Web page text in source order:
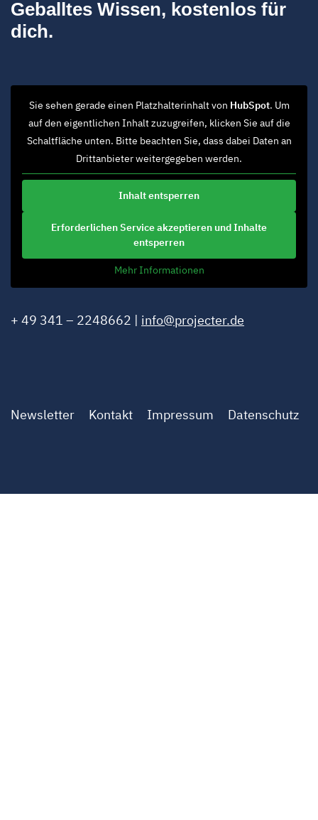
Geballtes Wissen, kostenlos für
dich.
Sie sehen gerade einen Platzhalterinhalt von HubSpot. Um
auf den eigentlichen Inhalt zuzugreifen, klicken Sie auf die
Schaltfläche unten. Bitte beachten Sie, dass dabei Daten an
Drittanbieter weitergegeben werden.
Inhalt entsperren
Erforderlichen Service akzeptieren und Inhalte
entsperren
Mehr Informationen
+ 49 341 – 2248662 | info@projecter.de
Newsletter Kontakt Impressum Datenschutz